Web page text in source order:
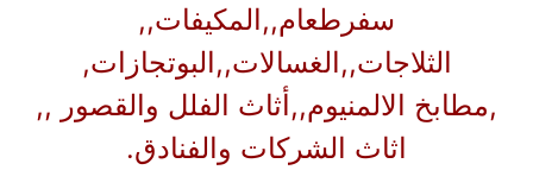
سفرطعام,,المكيفات,,
الثلاجات,,الغسالات,,البوتجازات,
,مطابخ الالمنيوم,,أثاث الفلل والقصور ,,
اثاث الشركات والفنادق.